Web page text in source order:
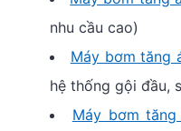
nhu cầu cao)
Máy bơm tăng
hệ thống gội đầu,
Máy bơm